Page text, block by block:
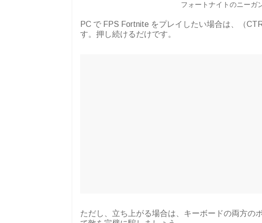
フォートナイトのニーガ
PC で FPS Fortnite をプレイしたい場合は、（
す。押し続けるだけです。
ただし、立ち上がる場合は、キーボードの両方の